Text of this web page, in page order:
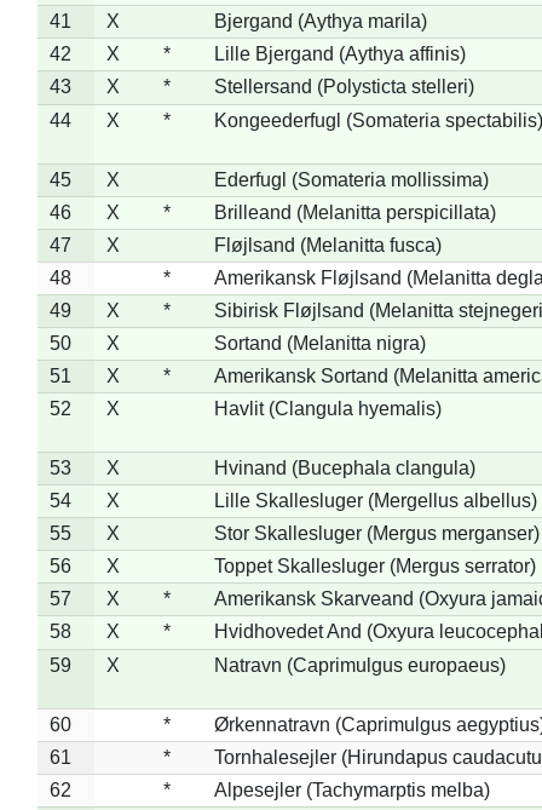
41
X
Bjergand (Aythya marila)
42
X *
Lille Bjergand (Aythya affinis)
43
X *
Stellersand (Polysticta stelleri)
44
X * Kongeederfugl (Somateria spectabilis)
45 X
Ederfugl (Somateria mollissima)
46
X *
Brilleand (Melanitta perspicillata)
47
X
Fløjlsand (Melanitta fusca)
48
*
Amerikansk Fløjlsand (Melanitta
49
X *
Sibirisk Fløjlsand (Melanitta
50
X
Sortand (Melanitta nigra)
51
X *
Amerikansk Sortand (Melanitta
52
X Havlit (Clangula hyemalis)
53 X
Hvinand (Bucephala clangula)
54
X
Lille Skallesluger (Mergellus albellus)
55
X
Stor Skallesluger (Mergus merganser)
56
X
Toppet Skallesluger (Mergus serrator)
57
X *
Amerikansk Skarveand (Oxyura
58
X *
Hvidhovedet And (Oxyura
59
X Natravn (Caprimulgus europaeus)
60 *
Ørkennatravn (Caprimulgus
61
*
Tornhalesejler (Hirundapus
62
*
Alpesejler (Tachymarptis melba)